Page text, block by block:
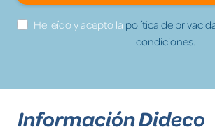
He leído y acepto la política de
condiciones.
Información Dideco